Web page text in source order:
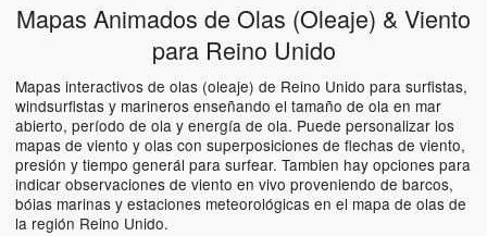
Mapas Animados de Olas (Oleaje) & Viento
para Reino Unido
Mapas interactivos de olas (oleaje) de Reino Unido para surfistas,
windsurfistas y marineros enseñando el tamaño de ola en mar
abierto, período de ola y energía de ola. Puede personalizar los
mapas de viento y olas con superposiciones de flechas de viento,
presión y tiempo generál para surfear. Tambien hay opciones para
indicar observaciones de viento en vivo proveniendo de barcos,
bóias marinas y estaciones meteorológicas en el mapa de olas de
la región Reino Unido.